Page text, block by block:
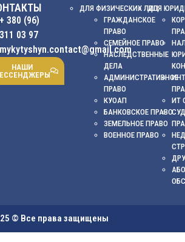
+ 380 (96)
311 03 97
mykytyshyn.contact@gmail.com
НАШИ
ДЛЯ ФИЗИЧЕСКИХ ЛИЦ
ГРАЖДАНСКОЕ
ПРАВО
СЕМЕЙНОЕ ПРАВО
НАСЛЕДСТВЕННЫЕ
ДЕЛА
АДМИНИСТРАТИВНОЕ
ПРАВО
КУОАП
БАНКОВСКОЕ ПРАВО
ЗЕМЕЛЬНОЕ ПРАВО
ВОЕННОЕ ПРАВО
ДЛЯ
ИТ
© Все права защищены